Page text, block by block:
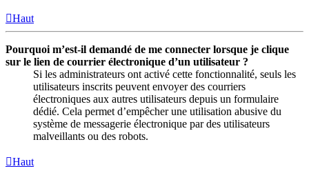
Haut
Pourquoi m’est-il demandé de me connecter lorsque je clique
sur le lien de courrier électronique d’un utilisateur ?
Si les administrateurs ont activé cette fonctionnalité, seuls les
utilisateurs inscrits peuvent envoyer des courriers
électroniques aux autres utilisateurs depuis un formulaire
dédié. Cela permet d’empêcher une utilisation abusive du
système de messagerie électronique par des utilisateurs
malveillants ou des robots.
Haut